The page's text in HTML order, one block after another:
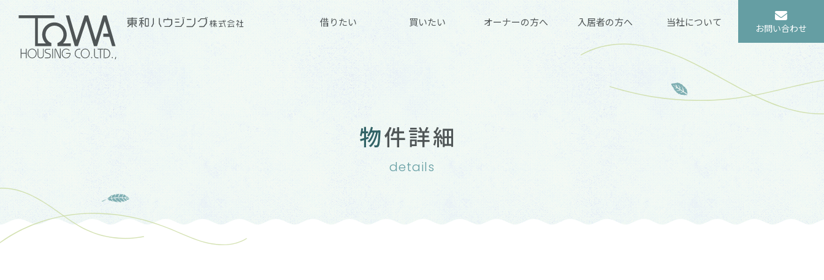
借りたい 買いたい オーナーの方へ 入居者の方へ 当社について お問い合わせ
物件詳細
details